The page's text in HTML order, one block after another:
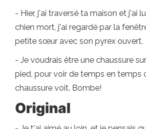
- Hier, j'ai traversé ta maison et j'ai
chien mort, j'ai regardé par la
petite sœur avec son pyrex ouvert.
- Je voudrais être une chaussure
pied, pour voir de temps en temps
chaussure voit. Bombe!
Original